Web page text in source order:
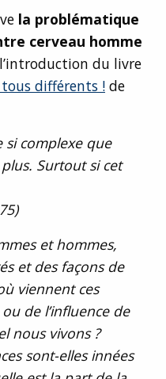
la problématique
cerveau homme
du livre
différents ! de
si complexe que
Surtout si cet
et hommes,
et des façons de
viennent ces
de l’influence de
nous vivons ?
sont-elles innées